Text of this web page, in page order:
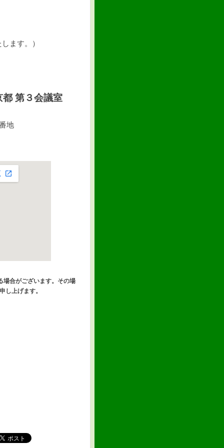
ます。）
第３会議室
地
合がございます。その場
し上げます。